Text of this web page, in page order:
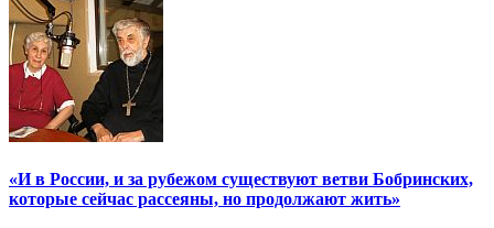
«И в России, и за рубежом существуют ветви Бобринских,
которые сейчас рассеяны, но продолжают жить»